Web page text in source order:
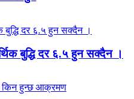
बुद्धि दर ६.५ हुन सक्दैन ।